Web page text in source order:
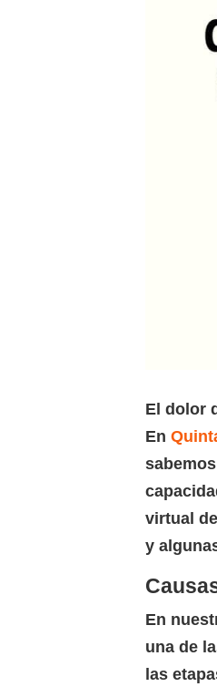
El dolor
En
virtual
y
En
una de
las